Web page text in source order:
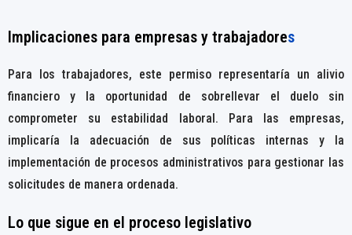
Implicaciones para empresas y trabajadores
Para los trabajadores, este permiso representaría un alivio
financiero y la oportunidad de sobrellevar el duelo sin
comprometer su estabilidad laboral. Para las empresas,
implicaría la adecuación de sus políticas internas y la
implementación de procesos administrativos para gestionar las
solicitudes de manera ordenada.
Lo que sigue en el proceso legislativo